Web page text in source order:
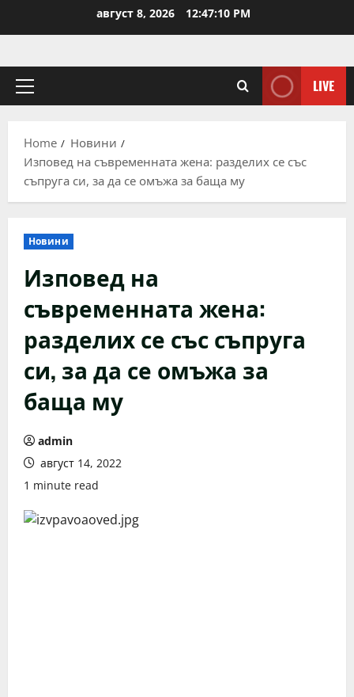
август 8, 2026 12:47:10 PM
Primary
LIVE
Home
Новини
Изповед на съвременната жена: разделих се със
съпруга си, за да се омъжа за баща му
Новини
Изповед на
съвременната жена:
разделих се със съпруга
си, за да се омъжа за
баща му
admin
август 14, 2022
1 minute read